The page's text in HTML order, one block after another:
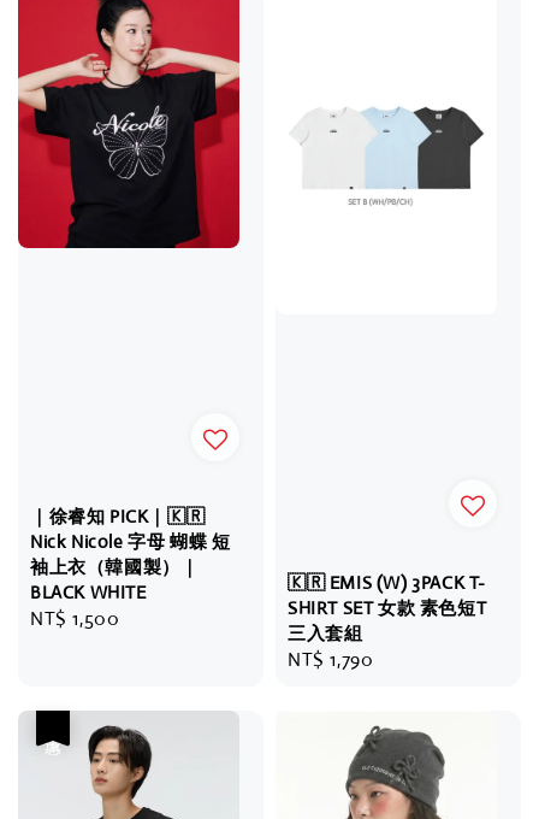
｜徐睿知 PICK｜🇰🇷
Nick Nicole 字母 蝴蝶 短
袖上衣（韓國製）｜
BLACK WHITE
Regular
NT$ 1,500
🇰🇷 EMIS (W) 3PACK T-
SHIRT SET 女款 素色短T
三入套組
Regular
NT$ 1,790